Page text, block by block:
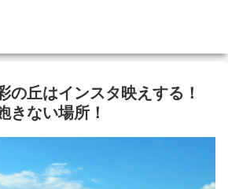
の丘はインスタ映えする！
きない場所！